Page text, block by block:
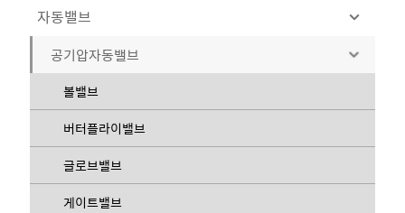
자동밸브
공기압자동밸브
볼밸브
버터플라이밸브
글로브밸브
게이트밸브